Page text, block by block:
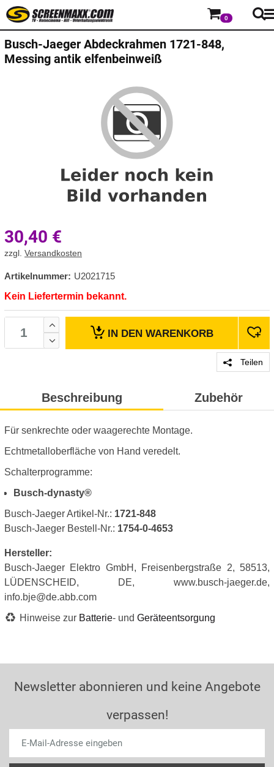
0
Busch-Jaeger Abdeckrahmen 1721-848,
Messing antik elfenbeinweiß
30,40 €
zzgl. Versandkosten
Artikelnummer: U2021715
Kein Liefertermin bekannt.
IN DEN WARENKORB
Teilen
Beschreibung Zubehör
Für senkrechte oder waagerechte Montage.
Echtmetalloberfläche von Hand veredelt.
Schalterprogramme:
Busch-dynasty®
Busch-Jaeger Artikel-Nr.: 1721-848
Busch-Jaeger Bestell-Nr.: 1754-0-4653
Hersteller:
Busch-Jaeger Elektro GmbH, Freisenbergstraße 2, 58513,
LÜDENSCHEID, DE, www.busch-jaeger.de,
info.bje@de.abb.com
Hinweise zur Batterie- und Geräteentsorgung
Newsletter abonnieren und keine Angebote
verpassen!